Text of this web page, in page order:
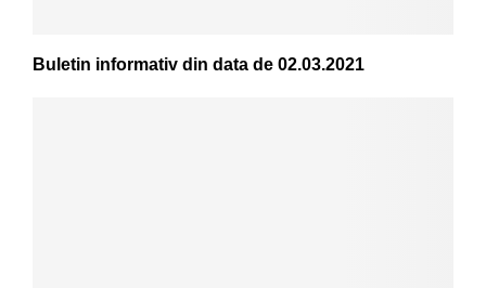
Buletin informativ din data de 02.03.2021